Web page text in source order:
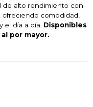
de alto rendimiento con
comodidad,
el día a día. Disponibles
por mayor.